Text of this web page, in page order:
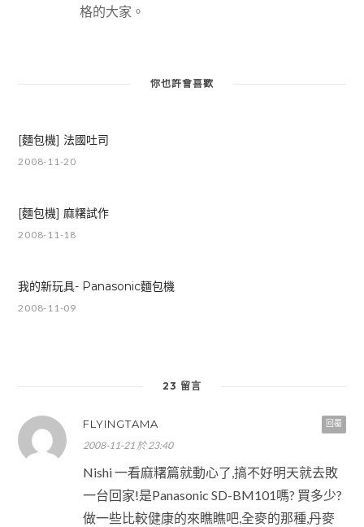
格的大家。
你也許會喜歡
[麵包機] 法國吐司
2008-11-20
[麵包機] 麻糬試作
2008-11-18
我的新玩具- Panasonic麵包機
2008-11-09
23 留言
回覆
FLYINGTAMA
2008-11-21 於 23:40
Nishi 一看麻糬篇就動心了,搞不好明天就去敗
一台回家!是Panasonic SD-BM101嗎? 買多少?
做一些比較健康的來瞧瞧吧,全麥的那種,丹麥